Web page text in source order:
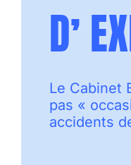
D’
Le Cabinet
pas «
accidents